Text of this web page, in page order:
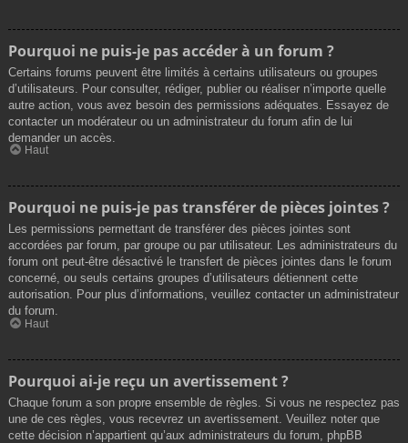
Pourquoi ne puis-je pas accéder à un forum ?
Certains forums peuvent être limités à certains utilisateurs ou groupes
d’utilisateurs. Pour consulter, rédiger, publier ou réaliser n’importe quelle
autre action, vous avez besoin des permissions adéquates. Essayez de
contacter un modérateur ou un administrateur du forum afin de lui
demander un accès.
Haut
Pourquoi ne puis-je pas transférer de pièces jointes ?
Les permissions permettant de transférer des pièces jointes sont
accordées par forum, par groupe ou par utilisateur. Les administrateurs du
forum ont peut-être désactivé le transfert de pièces jointes dans le forum
concerné, ou seuls certains groupes d’utilisateurs détiennent cette
autorisation. Pour plus d’informations, veuillez contacter un administrateur
du forum.
Haut
Pourquoi ai-je reçu un avertissement ?
Chaque forum a son propre ensemble de règles. Si vous ne respectez pas
une de ces règles, vous recevrez un avertissement. Veuillez noter que
cette décision n’appartient qu’aux administrateurs du forum, phpBB